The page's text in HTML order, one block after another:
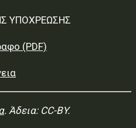
ΥΠΟΧΡΕΩΣΗΣ
(PDF)
. Άδεια: CC-BY.